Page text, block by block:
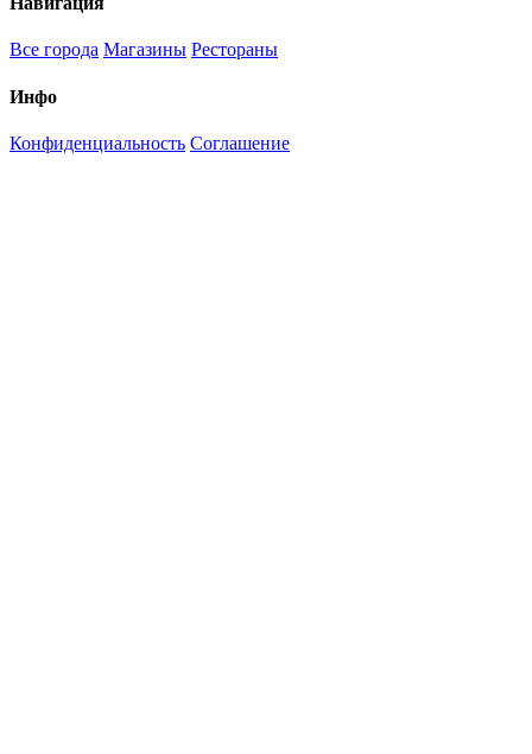
Все города Магазины Рестораны
Инфо
Конфиденциальность Соглашение